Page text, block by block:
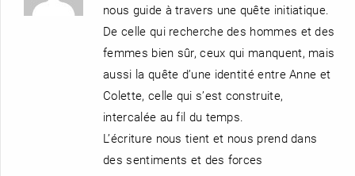
nous guide à travers une quête initiatique.
De celle qui recherche des hommes et des
femmes bien sûr, ceux qui manquent, mais
aussi la quête d’une identité entre Anne et
Colette, celle qui s’est construite,
intercalée au fil du temps.
L’écriture nous tient et nous prend dans
des sentiments et des forces